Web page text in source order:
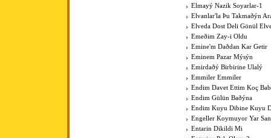
Elmayý Nazik Soyarlar-1
Elvanlar'la Þu Takmaðýn
Elveda Dost Deli Gönül
Emeðim Zay-i Oldu
Emine'm Daðdan Kar Getir
Eminem Pazar Mýsýn
Emirdaðý Birbirine Ulalý
Emmiler Emmiler
Endim Davet Ettim Koç
Endim Gülün Baðýna
Endim Kuyu Dibine Kuyu
Engeller Koymuyor Yar
Entarin Dikildi Mi